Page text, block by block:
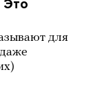
Это
для